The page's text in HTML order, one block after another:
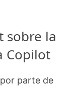
sobre la
Copilot
parte de